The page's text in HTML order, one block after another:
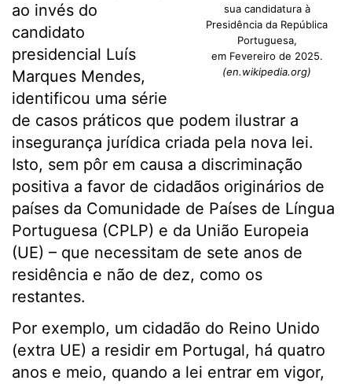
sua candidatura à
Presidência da República
Portuguesa,
em Fevereiro de 2025.
(en.wikipedia.org)
ao invés do
candidato
presidencial Luís
Marques Mendes,
identificou uma série
de casos práticos que podem ilustrar a
insegurança jurídica criada pela nova lei.
Isto, sem pôr em causa a discriminação
positiva a favor de cidadãos originários de
países da Comunidade de Países de Língua
Portuguesa (CPLP) e da União Europeia
(UE) – que necessitam de sete anos de
residência e não de dez, como os
restantes.
Por exemplo, um cidadão do Reino Unido
(extra UE) a residir em Portugal, há quatro
anos e meio, quando a lei entrar em vigor,